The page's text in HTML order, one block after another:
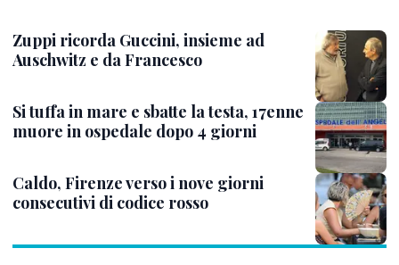
Zuppi ricorda Guccini, insieme ad
Auschwitz e da Francesco
Si tuffa in mare e sbatte la testa, 17enne
muore in ospedale dopo 4 giorni
Caldo, Firenze verso i nove giorni
consecutivi di codice rosso